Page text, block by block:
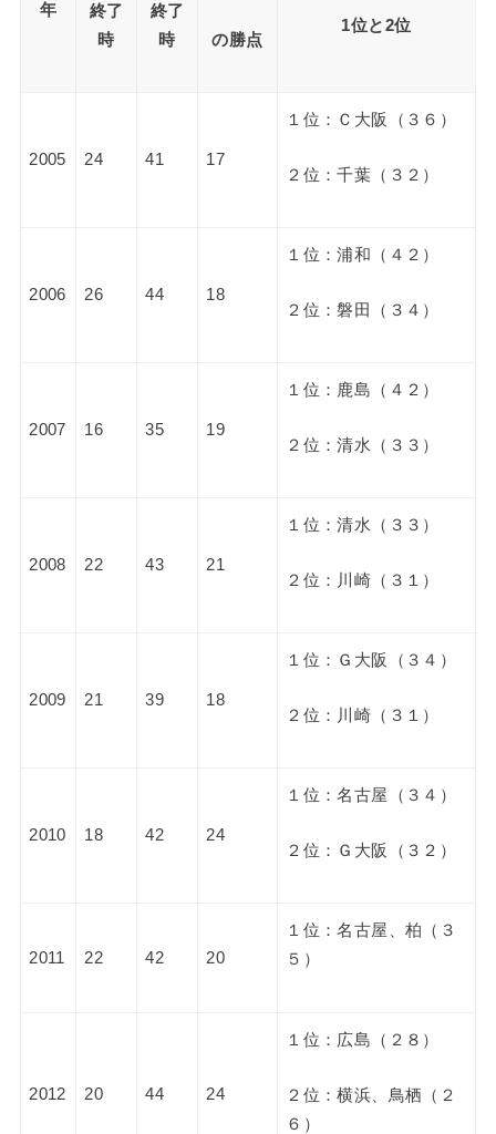
年
終了
時
終了
時
の勝点
1位と2位
2005 24 41 17
１位：Ｃ大阪（３６）
２位：千葉（３２）
2006 26 44 18
１位：浦和（４２）
２位：磐田（３４）
2007 16 35 19
１位：鹿島（４２）
２位：清水（３３）
2008 22 43 21
１位：清水（３３）
２位：川崎（３１）
2009 21 39 18
１位：Ｇ大阪（３４）
２位：川崎（３１）
2010 18 42 24
１位：名古屋（３４）
２位：Ｇ大阪（３２）
2011 22 42 20
１位：名古屋、柏（３
５）
2012 20 44 24
１位：広島（２８）
２位：横浜、鳥栖（２
６）